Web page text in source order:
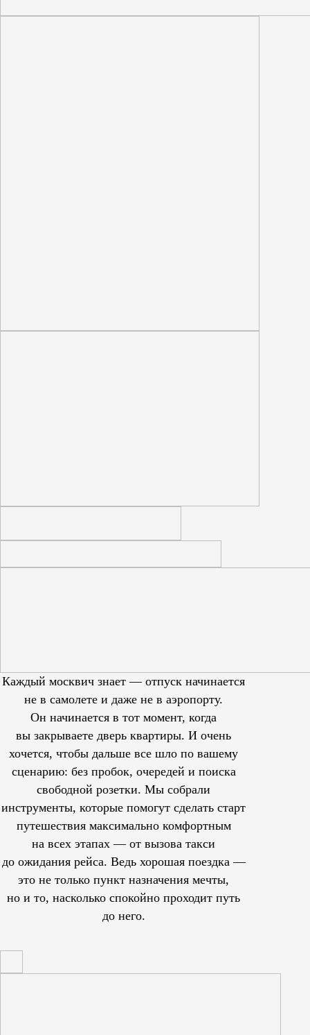
Каждый москвич знает — отпуск начинается
не в самолете и даже не в аэропорту.
Он начинается в тот момент, когда
вы закрываете дверь квартиры. И очень
хочется, чтобы дальше все шло по вашему
сценарию: без пробок, очередей и поиска
свободной розетки. Мы собрали
инструменты, которые помогут сделать старт
путешествия максимально комфортным
на всех этапах — от вызова такси
до ожидания рейса. Ведь хорошая поездка —
это не только пункт назначения мечты,
но и то, насколько спокойно проходит путь
до него.